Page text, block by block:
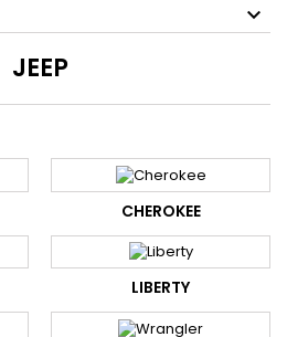
JEEP
CHEROKEE
LIBERTY